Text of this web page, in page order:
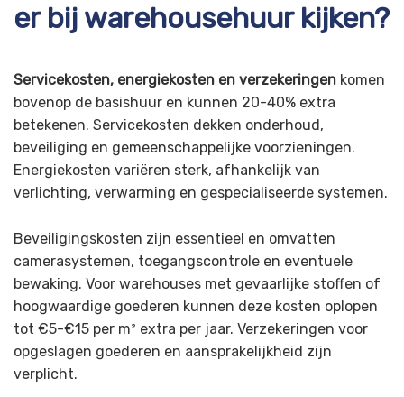
er bij warehousehuur kijken?
Servicekosten, energiekosten en verzekeringen komen
bovenop de basishuur en kunnen 20-40% extra
betekenen. Servicekosten dekken onderhoud,
beveiliging en gemeenschappelijke voorzieningen.
Energiekosten variëren sterk, afhankelijk van
verlichting, verwarming en gespecialiseerde systemen.
Beveiligingskosten zijn essentieel en omvatten
camerasystemen, toegangscontrole en eventuele
bewaking. Voor warehouses met gevaarlijke stoffen of
hoogwaardige goederen kunnen deze kosten oplopen
tot €5-€15 per m² extra per jaar. Verzekeringen voor
opgeslagen goederen en aansprakelijkheid zijn
verplicht.